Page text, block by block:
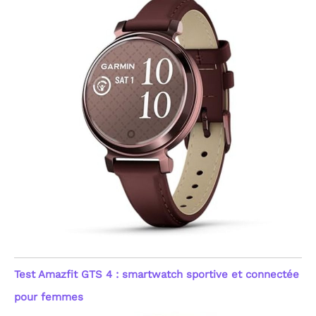
forme. Note : Ce produit
n'est pas un dispositif
médical ; les données
sont fournies à titre
indicatif pour le suivi du
fitness et du bien-être
général, visant une
gestion simplifiée de
votre capital santé au
[Sommeil,
Stress & Suivi du Cycle
Féminin] Optimisez votre
repos avec une analyse
détaillée des phases de
sommeil : profond, léger,
moments d'éveil. Cette
connectée innove
également avec un
enregistrement de
l'humeur (Positif, Calme,
marque, vous bénéficiez d'un support client dévoué
et d'un produit conçu selon les standards les plus
élevés du secteur. Une tranquillité d'esprit garantie
pour un achat sans aucun risque.
Test Amazfit GTS 4 : smartwatch sportive et connectée
pour femmes